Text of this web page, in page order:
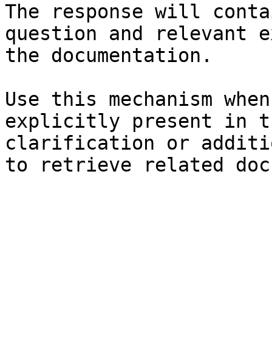
The response will
question and relevant
the documentation.
Use this mechanism
explicitly present in
clarification or